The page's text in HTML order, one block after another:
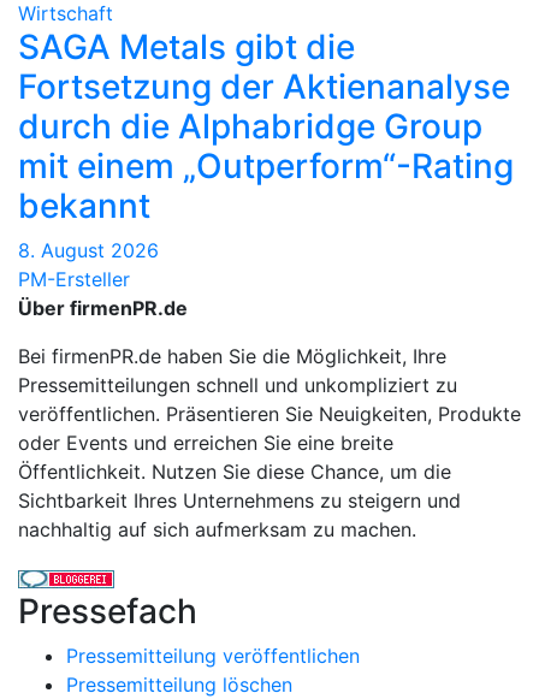
Wirtschaft
SAGA Metals gibt die
Fortsetzung der Aktienanalyse
durch die Alphabridge Group
mit einem „Outperform“-Rating
bekannt
8. August 2026
PM-Ersteller
Über firmenPR.de
Bei firmenPR.de haben Sie die Möglichkeit, Ihre
Pressemitteilungen schnell und unkompliziert zu
veröffentlichen. Präsentieren Sie Neuigkeiten, Produkte
oder Events und erreichen Sie eine breite
Öffentlichkeit. Nutzen Sie diese Chance, um die
Sichtbarkeit Ihres Unternehmens zu steigern und
nachhaltig auf sich aufmerksam zu machen.
Pressefach
Pressemitteilung veröffentlichen
Pressemitteilung löschen